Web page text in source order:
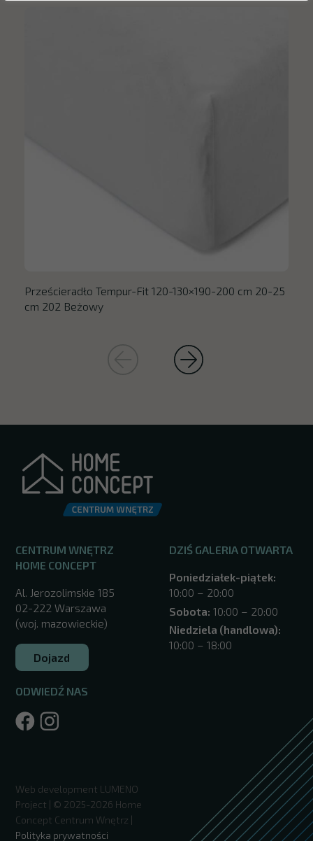
Prześcieradło Tempur-Fit 120-130×190-200 cm 20-25
cm 202 Beżowy
CENTRUM WNĘTRZ
HOME CONCEPT
Al. Jerozolimskie 185
02-222 Warszawa
(woj. mazowieckie)
Dojazd
ODWIEDŹ NAS
DZIŚ GALERIA OTWARTA
Poniedziałek-piątek:
10:00 – 20:00
Sobota: 10:00 – 20:00
Niedziela (handlowa):
10:00 – 18:00
Web development LUMENO
Project | © 2025-2026 Home
Concept Centrum Wnętrz |
Polityka prywatności